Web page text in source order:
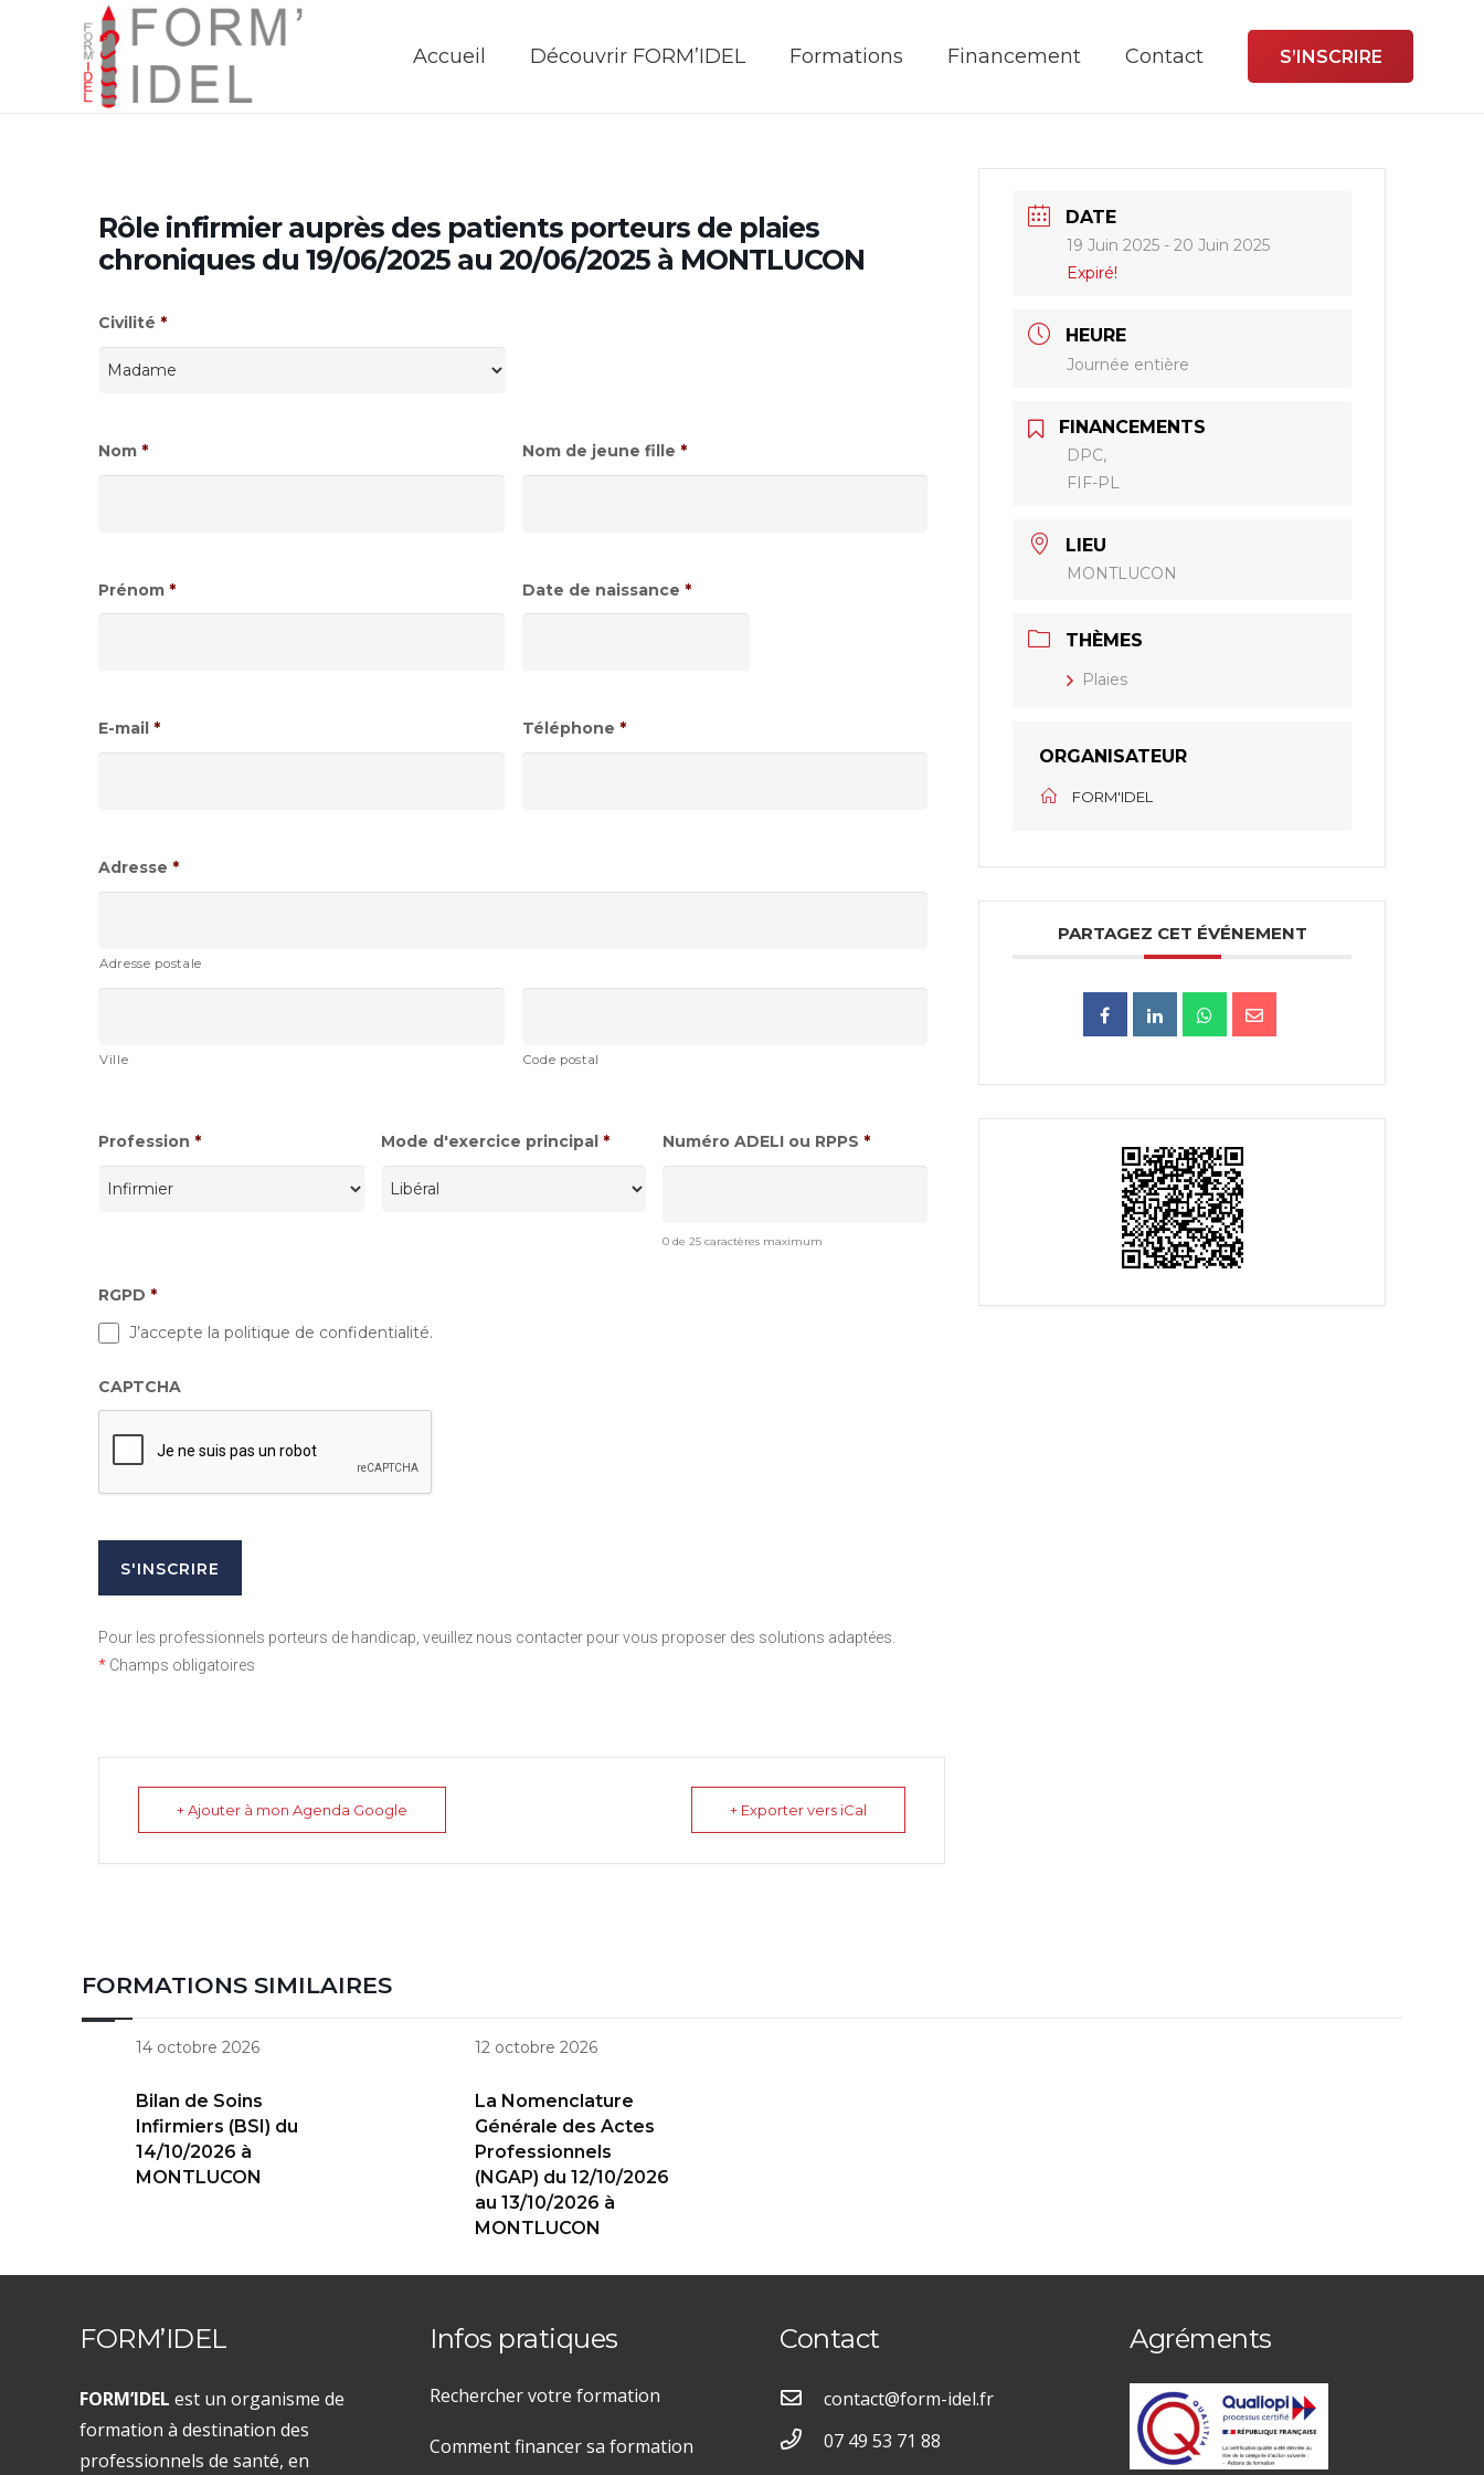
Accueil Découvrir FORM’IDEL Formations Financement Contact S’INSCRIRE
Rôle infirmier auprès des patients porteurs de plaies
chroniques du 19/06/2025 au 20/06/2025 à MONTLUCON
Civilité *
Nom * Nom de jeune fille *
Prénom * Date de naissance *
E-mail * Téléphone *
Adresse *
Adresse postale
Ville Code postal
Profession * Mode d'exercice principal * Numéro ADELI ou RPPS *
0 de 25 caractères maximum
RGPD *
J’accepte la politique de confidentialité.
CAPTCHA
Pour les professionnels porteurs de handicap, veuillez nous contacter pour vous proposer des solutions adaptées.
* Champs obligatoires
+ Ajouter à mon Agenda Google + Exporter vers iCal
DATE
19 Juin 2025 - 20 Juin 2025
Expiré!
HEURE
Journée entière
FINANCEMENTS
DPC,
FIF-PL
LIEU
MONTLUCON
THÈMES
Plaies
ORGANISATEUR
FORM'IDEL
PARTAGEZ CET ÉVÉNEMENT
FORMATIONS SIMILAIRES
14 octobre 2026
Bilan de Soins
Infirmiers (BSI) du
14/10/2026 à
MONTLUCON
12 octobre 2026
La Nomenclature
Générale des Actes
Professionnels
(NGAP) du 12/10/2026
au 13/10/2026 à
MONTLUCON
FORM’IDEL
FORM’IDEL est un organisme de
formation à destination des
professionnels de santé, en
Infos pratiques
Rechercher votre formation
Comment financer sa formation
Contact
contact@form-idel.fr
07 49 53 71 88
Agréments